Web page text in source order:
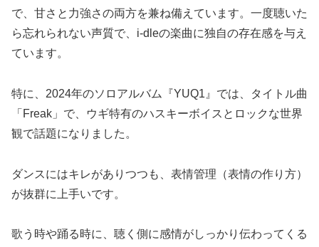
で、甘さと力強さの両方を兼ね備えています。一度聴いた
ら忘れられない声質で、i-dleの楽曲に独自の存在感を与え
ています。
特に、2024年のソロアルバム『YUQ1』では、タイトル曲
「Freak」で、ウギ特有のハスキーボイスとロックな世界
観で話題になりました。
ダンスにはキレがありつつも、表情管理（表情の作り方）
が抜群に上手いです。
歌う時や踊る時に、聴く側に感情がしっかり伝わってくる